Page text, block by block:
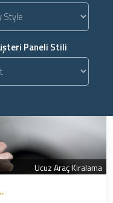
Paneli Stili
Ucuz Araç Kiralama